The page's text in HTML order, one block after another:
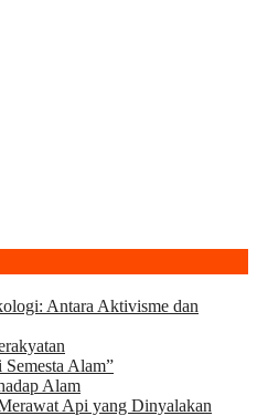
Antara Aktivisme dan
Alam”
Alam
Api yang Dinyalakan